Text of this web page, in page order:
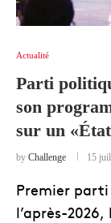
Actualité
Parti
son
sur un
by Challenge 15
Premier
l’après-